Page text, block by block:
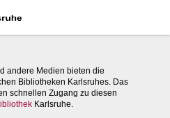
andere Medien bieten die
Bibliotheken Karlsruhes. Das
schnellen Zugang zu diesen
Karlsruhe.